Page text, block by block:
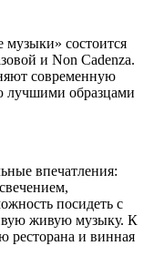
музыки» состоится
и Non Cadenza.
современную
лучшими образцами
впечатления:
посидеть с
живую музыку. К
ресторана и винная